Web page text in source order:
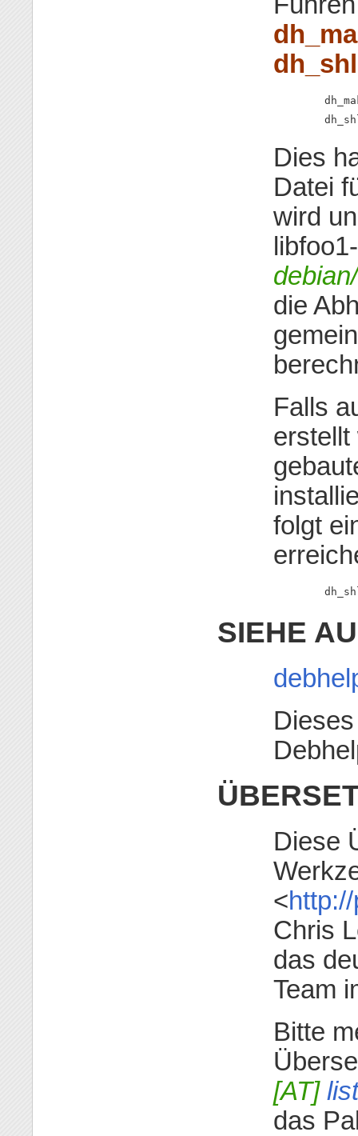
Dies
Datei
wird
die
Falls
erstellt
folgt
SIEHE
Diese
<
Chris
das
Team
Bitte
[AT]
das